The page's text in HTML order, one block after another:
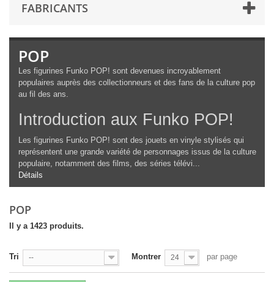
FABRICANTS
POP
Les figurines Funko POP! sont devenues incroyablement
populaires auprès des collectionneurs et des fans de la culture pop
au fil des ans.
Introduction aux Funko POP!
Les figurines Funko POP! sont des jouets en vinyle stylisés qui
représentent une grande variété de personnages issus de la culture
populaire, notamment des films, des séries télévi...
Détails
POP
Il y a 1423 produits.
Tri -- Montrer 24 par page